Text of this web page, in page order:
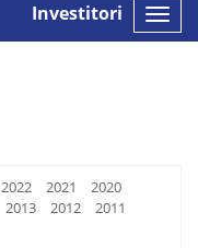
Toggle
Investitori
2022 2021
2020
2013 2012
2011